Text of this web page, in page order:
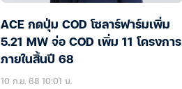
ACE กดปุ่ม COD โซลาร์ฟาร์มเพิ่ม
5.21 MW จ่อ COD เพิ่ม 11 โครงการ
ภายในสิ้นปี 68
10 ก.ย. 68 10:01 น.